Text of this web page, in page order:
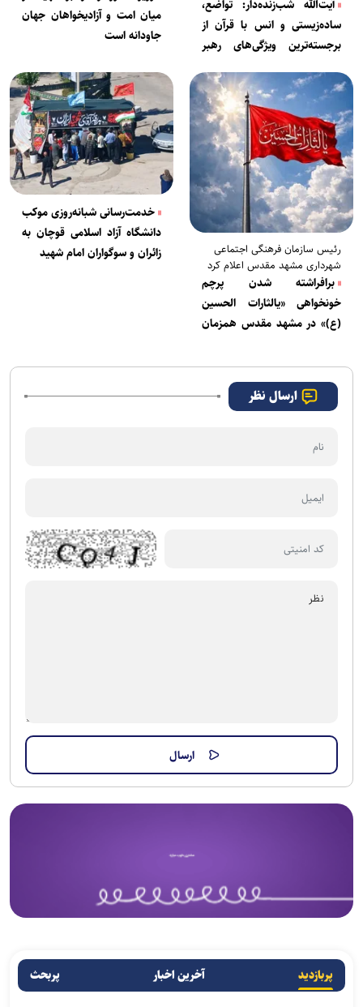
آیت‌الله شب‌زنده‌دار: تواضع،
ساده‌زیستی و انس با قرآن از
برجسته‌ترین ویژگی‌های رهبر
میان امت و آزادیخواهان جهان
جاودانه است
رئیس سازمان فرهنگی اجتماعی
شهرداری مشهد مقدس اعلام کرد
برافراشته شدن پرچم
خونخواهی «یالثارات الحسین
(ع)» در مشهد مقدس همزمان
خدمت‌رسانی شبانه‌روزی موکب
دانشگاه آزاد اسلامی قوچان به
زائران و سوگواران امام شهید
ارسال نظر
پربازدید آخرین اخبار پربحث